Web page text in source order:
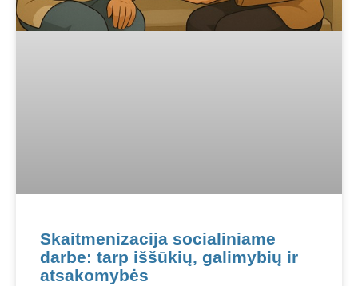
Skaitmenizacija socialiniame
darbe: tarp iššūkių, galimybių ir
atsakomybės